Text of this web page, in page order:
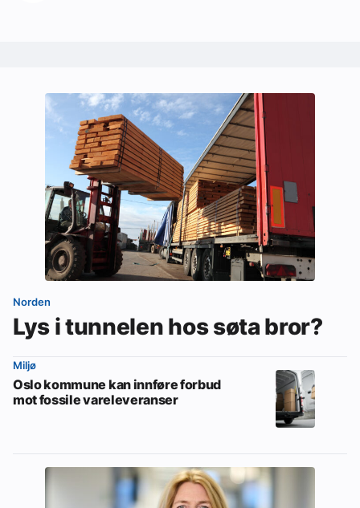
Norden
Lys i tunnelen hos søta bror?
Miljø
Oslo kommune kan innføre forbud
mot fossile vareleveranser